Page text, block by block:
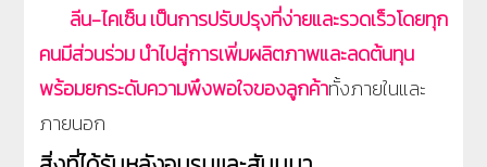
ลีน-ไคเซ็น เป็นการปรับปรุงที่ง่ายและรวดเร็วโดยทุก
คนมีส่วนร่วม นำไปสู่การเพิ่มผลิตภาพและลดต้นทุน
พร้อมยกระดับความพึงพอใจของลูกค้าทั้งภายในและ
ภายนอก